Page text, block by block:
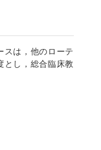
は，他のローテ
し，総合臨床教